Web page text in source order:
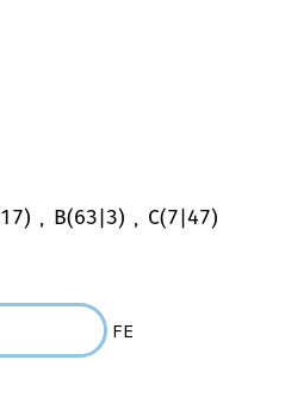
17) , B(63 3) , C(7 47)
FE